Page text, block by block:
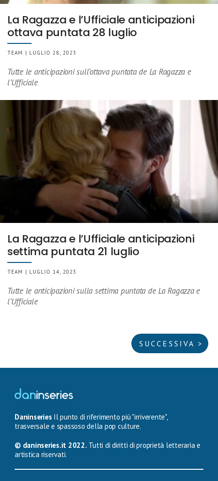
La Ragazza e l’Ufficiale anticipazioni
ottava puntata 28 luglio
TEAM | LUGLIO 28, 2023
Tutte le anticipazioni sull’ottava puntata de La Ragazza e
l’Ufficiale
La Ragazza e l’Ufficiale anticipazioni
settima puntata 21 luglio
TEAM | LUGLIO 14, 2023
Tutte le anticipazioni sulla settima puntata de La Ragazza e
l’Ufficiale
SUCCESSIVA >
Daninseries Il punto di riferimento più "irriverente",
trasversale e spassoso della pop culture.
© daninseries.it 2022. Tutti di diritti di proprietà letteraria e
artistica riservati.